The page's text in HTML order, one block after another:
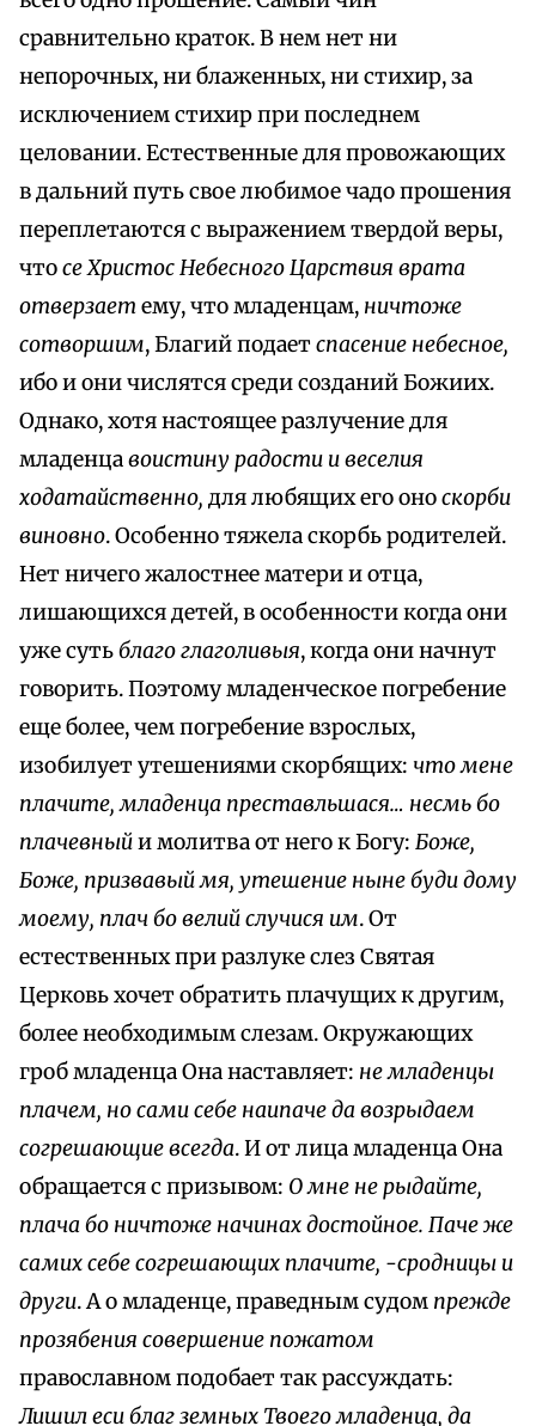
сравнительно краток. В нем нет ни
непорочных, ни блаженных, ни стихир, за
исключением стихир при последнем
целовании. Естественные для провожающих
в дальний путь свое любимое чадо прошения
переплетаются с выражением твердой веры,
чтосе Христос Небесного Царствия врата
отверзаетему, что младенцам, ничтоже
сотворшим, Благий подаетспасение небесное,
ибо и они числятся среди созданий Божиих.
Однако, хотя настоящее разлучение для
младенцавоистину радости и веселия
ходатайственно, для любящих его оноскорби
виновно. Особенно тяжела скорбь родителей.
Нет ничего жалостнее матери и отца,
лишающихся детей, в особенности когда они
уже сутьблаго глаголивыя, когда они начнут
говорить. Поэтому младенческое погребение
еще более, чем погребение взрослых,
изобилует утешениями скорбящих: что мене
плачите, младенца преставльшася… несмь бо
плачевныйи молитва от него к Богу: Боже,
Боже, призвавый мя, утешение ныне буди дому
моему, плач бо велий случися им. От
естественных при разлуке слез Святая
Церковь хочет обратить плачущих к другим,
более необходимым слезам. Окружающих
гроб младенца Она наставляет: не младенцы
плачем, но сами себе наипаче да возрыдаем
согрешающие всегда. И от лица младенца Она
обращается с призывом: О мне не рыдайте,
плача бо ничтоже начинах достойное. Паче же
самих себе согрешающих плачите, -сродницы и
други. А о младенце, праведным судом прежде
прозябения совершение пожатом
православном подобает так рассуждать:
Лишил еси благ земных Твоего младенца, да